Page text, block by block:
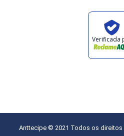
Verificada
Anttecipe © 2021 Todos os